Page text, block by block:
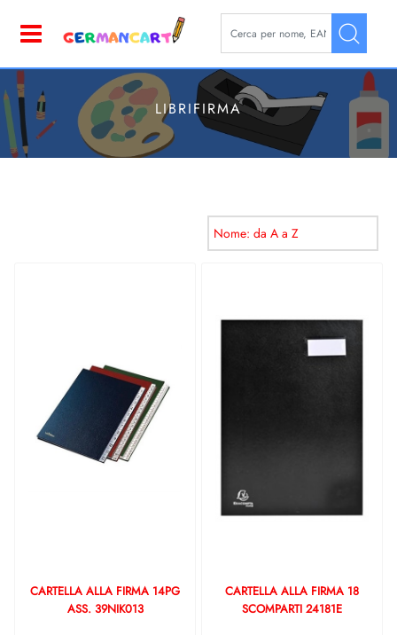
La modifica di un filtro
LIBRIFIRMA
CARTELLA ALLA FIRMA 14PG
ASS. 39NIK013
CARTELLA ALLA FIRMA 18
SCOMPARTI 24181E